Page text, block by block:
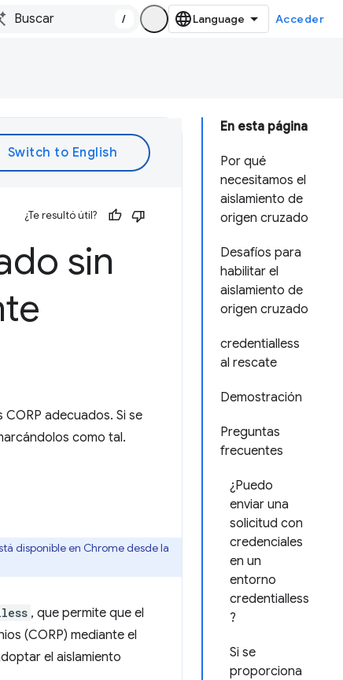
/ Acceder
En esta página
Por qué
necesitamos el
aislamiento de
origen cruzado
Desafíos para
habilitar el
aislamiento de
origen cruzado
credentialless
al rescate
Demostración
Preguntas
frecuentes
¿Puedo
enviar una
solicitud con
credenciales
en un
entorno
credentialless
?
Si se
proporciona
¿Te resultó útil?
sin
adecuados. Si se
como tal.
disponible en Chrome desde la
, que permite que el
(CORP) mediante el
el aislamiento